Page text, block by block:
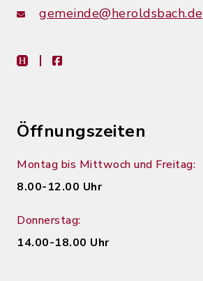
gemeinde@heroldsbach.de
heimat-infofacebook
Öffnungszeiten
Montag bis Mittwoch und Freitag:
8.00-12.00 Uhr
Donnerstag:
14.00-18.00 Uhr